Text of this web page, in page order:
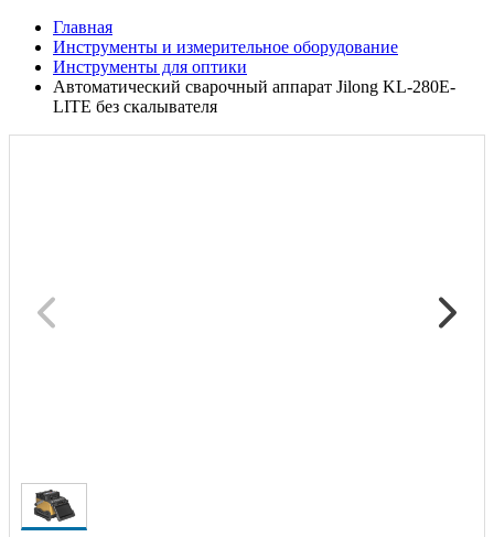
Главная
Инструменты и измерительное оборудование
Инструменты для оптики
Автоматический сварочный аппарат Jilong KL-280E-
LITE без скалывателя